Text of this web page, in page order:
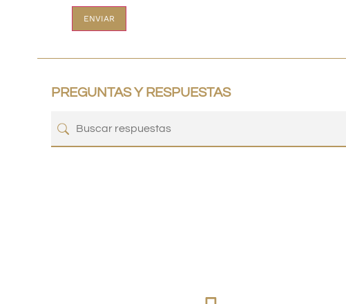
PREGUNTAS Y RESPUESTAS